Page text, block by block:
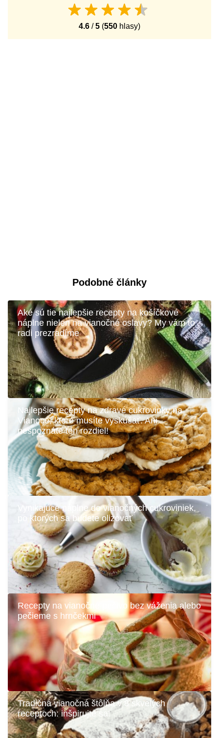
4.6 / 5 (550 hlasy)
Podobné články
Aké sú tie najlepšie recepty na košíčkové
náplne nielen na vianočné oslavy? My vám to
radi prezradíme
Najlepšie recepty na zdravé cukrovinky na
Vianoce, ktoré musíte vyskúšať. Ani
nespoznáte ten rozdiel!
Vynikajúce náplne do vianočných cukroviniek,
po ktorých sa budete olizovať
Recepty na vianočné pečivo bez váženia alebo
pečieme s hrnčekmi
Tradičná vianočná štôlňa v 8 skvelých
receptoch: inšpirujte sa!